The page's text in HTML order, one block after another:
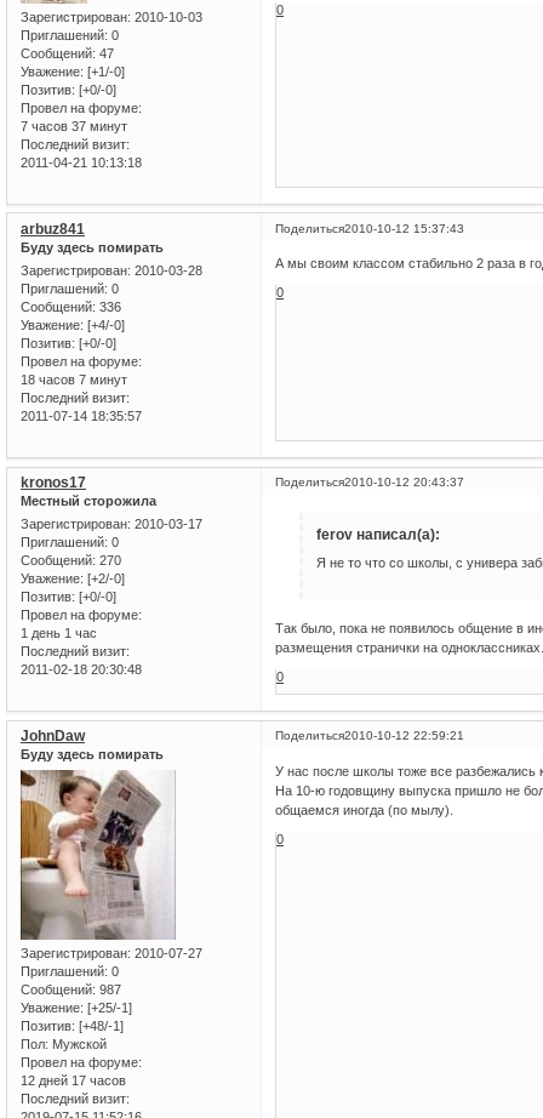
Зарегистрирован: 2010-10-03
Приглашений: 0
Сообщений: 47
Уважение: [+1/-0]
Позитив: [+0/-0]
Провел на форуме:
7 часов 37 минут
Последний визит:
2011-04-21 10:13:18
0
Поделиться2010-10-12 15:37:43
arbuz841
Буду здесь помирать
Зарегистрирован: 2010-03-28
Приглашений: 0
Сообщений: 336
Уважение: [+4/-0]
Позитив: [+0/-0]
Провел на форуме:
18 часов 7 минут
Последний визит:
2011-07-14 18:35:57
А мы своим классом стабильно 2 раза в
0
Поделиться2010-10-12 20:43:37
kronos17
Местный сторожила
Зарегистрирован: 2010-03-17
Приглашений: 0
Сообщений: 270
Уважение: [+2/-0]
Позитив: [+0/-0]
Провел на форуме:
1 день 1 час
Последний визит:
2011-02-18 20:30:48
ferov написал(а):
Я не то что со школы, с универа
Так было, пока не появилось общение в
размещения странички на
0
Поделиться2010-10-12 22:59:21
JohnDaw
Буду здесь помирать
Зарегистрирован: 2010-07-27
Приглашений: 0
Сообщений: 987
Уважение: [+25/-1]
Позитив: [+48/-1]
Пол: Мужской
Провел на форуме:
12 дней 17 часов
Последний визит:
У нас после школы тоже все разбежались
На 10-ю годовщину выпуска пришло не
общаемся иногда (по мылу).
0